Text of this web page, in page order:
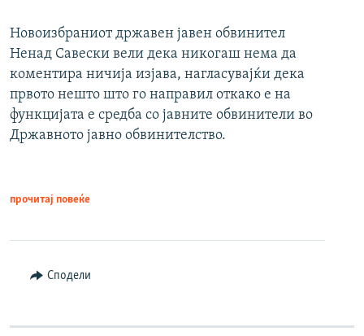
Новоизбраниот државен јавен обвинител
Ненад Савески вели дека никогаш нема да
коментира ничија изјава, нагласувајќи дека
првото нешто што го направил откако е на
функцијата е средба со јавните обвинители во
Државното јавно обвинителство.
прочитај повеќе
Сподели